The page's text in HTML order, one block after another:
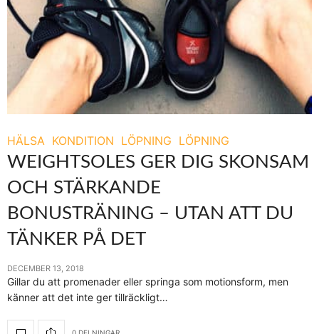
HÄLSA KONDITION LÖPNING LÖPNING
WEIGHTSOLES GER DIG SKONSAM
OCH STÄRKANDE
BONUSTRÄNING – UTAN ATT DU
TÄNKER PÅ DET
DECEMBER 13, 2018
Gillar du att promenader eller springa som motionsform, men
känner att det inte ger tillräckligt…